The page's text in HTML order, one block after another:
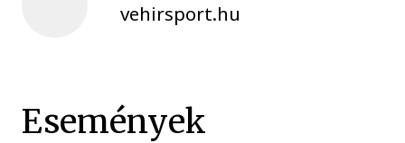
vehirsport.hu
Események